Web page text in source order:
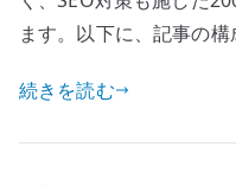
ます。以下に、記事の
続きを読む